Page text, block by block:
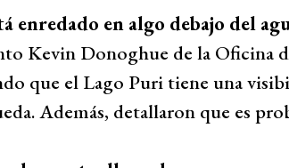
enredado en algo debajo del
Kevin Donoghue de la Oficina
que el Lago Puri tiene una
Además, detallaron que es